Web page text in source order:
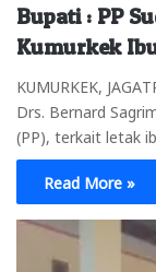
Bupati : PP
Kumurkek
KUMURKEK,
Drs. Bernard
(PP), terkait letak
Read More »